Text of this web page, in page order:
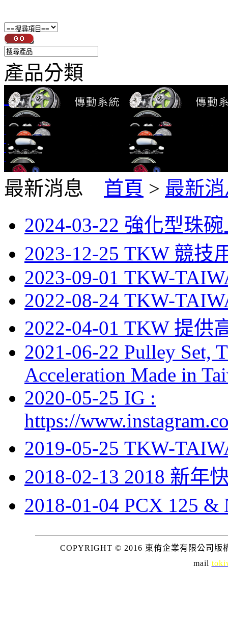
產品分類
最新消息 首頁 > 最新
2024-03-22 強化型珠
2023-12-25 TKW 競技
2023-09-01 TKW-
2022-08-24 TKW-
2022-04-01 TKW 提供
2021-06-22 Pulley Set,
Acceleration Made in
2020-05-25 IG :
https://
2019-05-25 TKW-
2018-02-13 2018 新年
2018-01-04 PCX 125
COPYRIGHT © 2016 東侑企業有限公司
mail